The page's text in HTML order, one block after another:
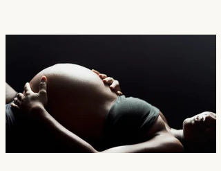
いるかも...